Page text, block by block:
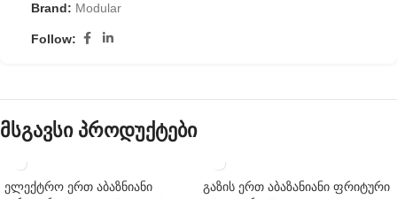
Brand: Modular
Follow:
მსგავსი პროდუქტები
ელექტრო ერთ აბაზნიანი
გაზის ერთ აბაზანიანი ფრიტური